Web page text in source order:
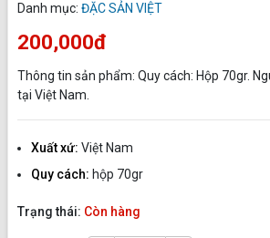
Danh mục: ĐẶC SẢN VIỆT
200,000đ
Thông tin sản phẩm: Quy cách: Hộp 70gr.
tại Việt Nam.
Xuất xứ: Việt Nam
Quy cách: hộp 70gr
Trạng thái: Còn hàng